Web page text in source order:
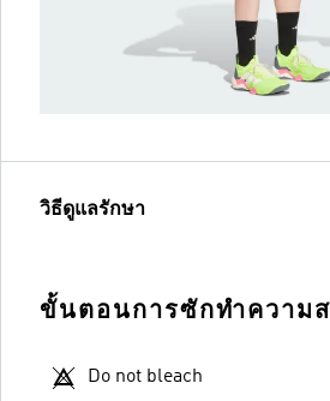
วิธีดูแลรักษา
ขั้นตอนการซักทำความ
Do not bleach